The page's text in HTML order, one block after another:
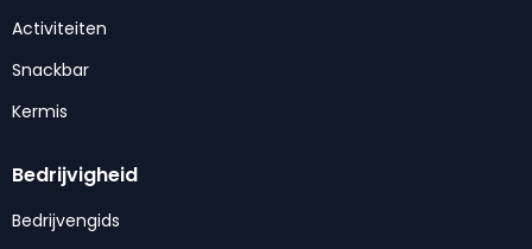
Activiteiten
Snackbar
Kermis
Bedrijvigheid
Bedrijvengids